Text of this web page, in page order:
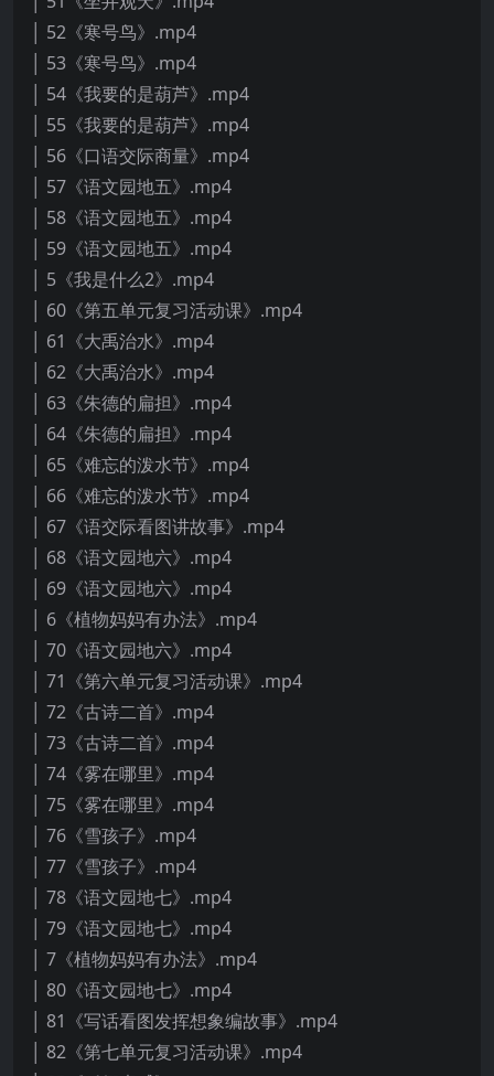
│ 52《寒号鸟》.mp4
│ 53《寒号鸟》.mp4
│ 54《我要的是葫芦》.mp4
│ 55《我要的是葫芦》.mp4
│ 56《口语交际商量》.mp4
│ 57《语文园地五》.mp4
│ 58《语文园地五》.mp4
│ 59《语文园地五》.mp4
│ 5《我是什么2》.mp4
│ 60《第五单元复习活动课》.mp4
│ 61《大禹治水》.mp4
│ 62《大禹治水》.mp4
│ 63《朱德的扁担》.mp4
│ 64《朱德的扁担》.mp4
│ 65《难忘的泼水节》.mp4
│ 66《难忘的泼水节》.mp4
│ 67《语交际看图讲故事》.mp4
│ 68《语文园地六》.mp4
│ 69《语文园地六》.mp4
│ 6《植物妈妈有办法》.mp4
│ 70《语文园地六》.mp4
│ 71《第六单元复习活动课》.mp4
│ 72《古诗二首》.mp4
│ 73《古诗二首》.mp4
│ 74《雾在哪里》.mp4
│ 75《雾在哪里》.mp4
│ 76《雪孩子》.mp4
│ 77《雪孩子》.mp4
│ 78《语文园地七》.mp4
│ 79《语文园地七》.mp4
│ 7《植物妈妈有办法》.mp4
│ 80《语文园地七》.mp4
│ 81《写话看图发挥想象编故事》.mp4
│ 82《第七单元复习活动课》.mp4